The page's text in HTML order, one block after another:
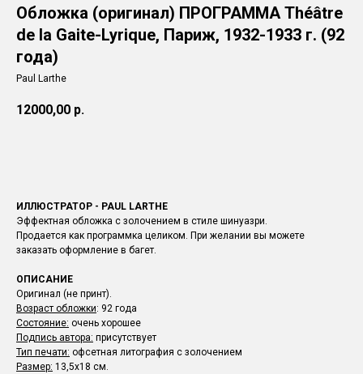
Обложка (оригинал) ПРОГРАММА Théâtre
de la Gaite-Lyrique, Париж, 1932-1933 г. (92
года)
Paul Larthe
12000,00 р.
ИЛЛЮСТРАТОР - PAUL LARTHE
Эффектная обложка с золочением в стиле шинуазри.
Продается как программка целиком. При желании вы можете
заказать оформление в багет.
ОПИСАНИЕ
Оригинал (не принт).
Возраст обложки: 92 года
Состояние: очень хорошее
Подпись автора: присутствует
Тип печати: офсетная литография с золочением
Размер: 13,5х18 см.